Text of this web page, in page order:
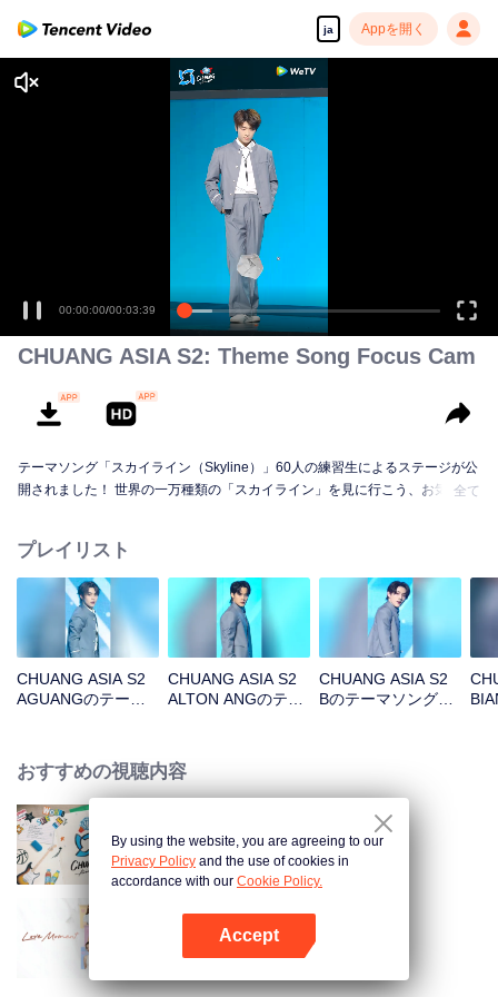
ja Appを開く
高解像度の映像•スピーディな再生へ
00:00:00/00:03:39
CHUANG ASIA S2: Theme Song Focus Cam
テーマソング「スカイライン（Skyline）」60人の練習生によるステージが公
開されました！ 世界の一万種類の「スカイライン」を見に行こう、お気に入
全て
プレイリスト
CHUANG ASIA S2
AGUANGのテーマ
CHUANG ASIA S2
ALTON ANGのテー
CHUANG ASIA S2
Bのテーマソングチ
おすすめの視聴内容
CHUANG ASIA S2
愛の瞬間
By using the website, you are agreeing to our
Privacy Policy and the use of cookies in
accordance with our Cookie Policy.
Accept